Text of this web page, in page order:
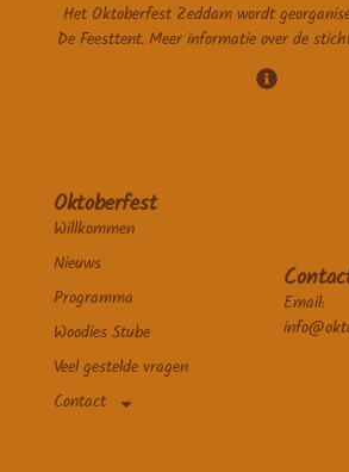
Het Oktoberfest Zeddam wordt
De Feesttent. Meer informatie over de
Oktoberfest
Willkommen
Nieuws
Programma
Woodies Stube
Veel gestelde vragen
Contact
Email: